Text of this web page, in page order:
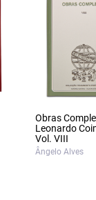
Obras
Leonardo
Vol. VIII
Ângelo Alves